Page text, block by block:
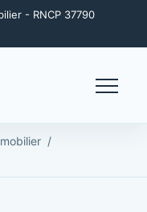
- RNCP 37790